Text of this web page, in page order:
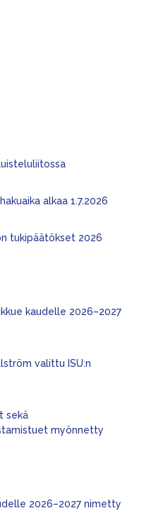
alkaa 1.7.2026
tukipäätökset 2026
kaudelle 2026–2027
valittu ISU:n
sekä
myönnetty
2026–2027 nimetty